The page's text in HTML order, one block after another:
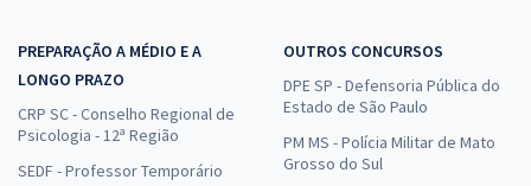
PREPARAÇÃO A MÉDIO E A
LONGO PRAZO
CRP SC - Conselho Regional de
Psicologia - 12ª Região
SEDF - Professor Temporário
OUTROS CONCURSOS
DPE SP - Defensoria Pública do
Estado de São Paulo
PM MS - Polícia Militar de Mato
Grosso do Sul